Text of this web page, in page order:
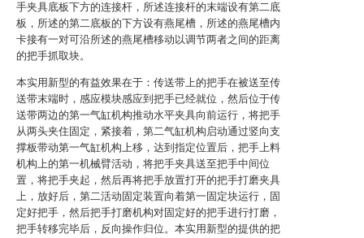
手夹具底板下方的连接杆，所述连接杆的末端设有第二底
板，所述的第二底板的下方设有燕尾槽，所述的燕尾槽内
卡接有一对可沿所述的燕尾槽移动以调节两者之间的距离
的把手抓取块。
本实用新型的有益效果在于：传送带上的把手在被送至传
送带末端时，感应模块感应到把手已经就位，然后位于传
送带两边的第一气缸机构推动水平夹具向前运行，将把手
从两头夹住固定，紧接着，第二气缸机构启动通过竖向支
撑板带动第一气缸机构上移，达到指定位置后，把手上料
机构上的第一机械臂活动，将把手夹具送至把手中间位
置，将把手夹起，然后再将把手放置打开的把手打磨夹具
上，放好后，第二活动固定装置向着第一固定块运行，固
定好把手，然后把手打磨机构对固定好的把手进行打磨，
把手转移完毕后，反向操作归位。本实用新型的提供的把